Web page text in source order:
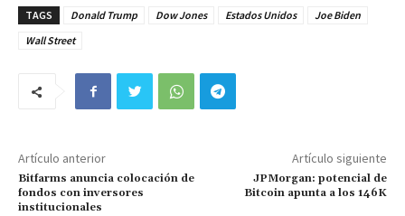
TAGS Donald Trump Dow Jones Estados Unidos
Joe Biden
Wall Street
Artículo anterior
Bitfarms anuncia colocación de
fondos con inversores
institucionales
Artículo siguiente
JPMorgan: potencial de
Bitcoin apunta a los 146K